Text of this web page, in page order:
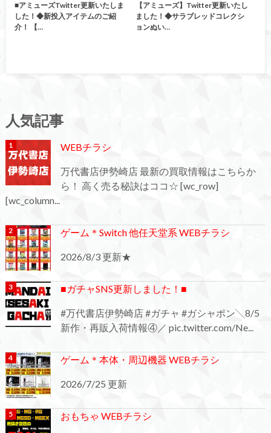
■アミューズTwitter更新いたしま
した！◆新投入アイテムのご紹
介！ 【…
【アミューズ】Twitter更新いたし
ました！◆サラブレッドコレクシ
ョンぬい…
人気記事
WEBチラシ
万代書店伊勢崎店 最新の買取情報はこちらか
ら！ 高く売る秘訣はココ☆ [wc_row]
[wc_column...
ゲーム＊Switch 他任天堂系 WEBチラシ
2026/8/3 更新★
■ガチャSNS更新しました！■
#万代書店伊勢崎店 #ガチャ #ガシャポン╲8/5
新作・再販入荷情報④／ pic.twitter.com/Ne...
ゲーム＊本体・周辺機器 WEBチラシ
2026/7/25 更新
おもちゃ WEBチラシ